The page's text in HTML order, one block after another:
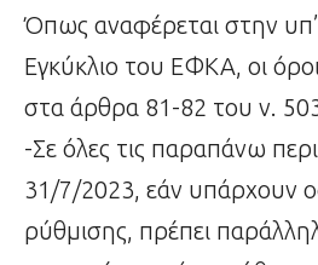
Όπως αναφέρεται στην
Εγκύκλιο του ΕΦΚΑ, οι
στα άρθρα 81-82 του ν.
-Σε όλες τις παραπάνω
31/7/2023, εάν υπάρχουν
ρύθμισης, πρέπει